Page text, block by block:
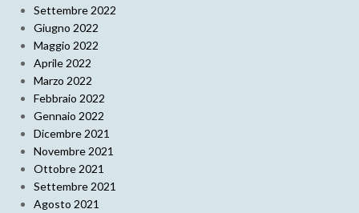
Settembre 2022
Giugno 2022
Maggio 2022
Aprile 2022
Marzo 2022
Febbraio 2022
Gennaio 2022
Dicembre 2021
Novembre 2021
Ottobre 2021
Settembre 2021
Agosto 2021